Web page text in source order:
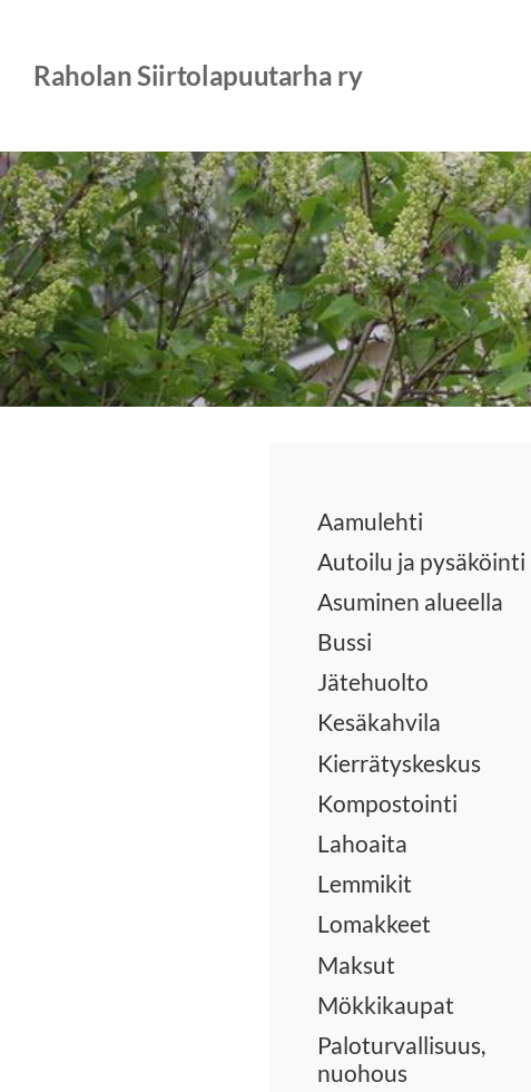
sisältöön
Raholan Siirtolapuutarha ry
Aamulehti
Autoilu ja pysäköinti
Asuminen alueella
Bussi
Jätehuolto
Kesäkahvila
Kierrätyskeskus
Kompostointi
Lahoaita
Lemmikit
Lomakkeet
Maksut
Mökkikaupat
Paloturvallisuus,
nuohous